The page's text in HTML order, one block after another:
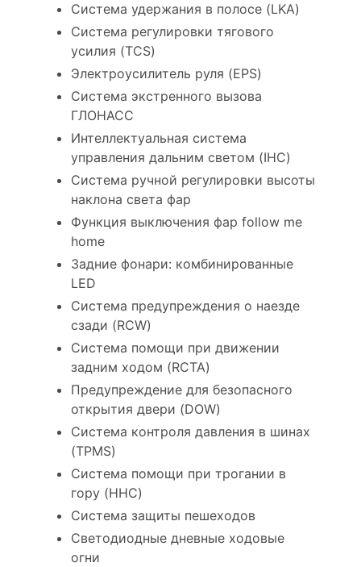
Система удержания в полосе (LKA)
Система регулировки тягового
усилия (TCS)
Электроусилитель руля (EPS)
Система экстренного вызова
ГЛОНАСС
Интеллектуальная система
управления дальним светом (IHC)
Система ручной регулировки высоты
наклона света фар
Функция выключения фар follow me
home
Задние фонари: комбинированные
LED
Система предупреждения о наезде
сзади (RCW)
Система помощи при движении
задним ходом (RCTA)
Предупреждение для безопасного
открытия двери (DOW)
Система контроля давления в шинах
(TPMS)
Система помощи при трогании в
гору (HHC)
Система защиты пешеходов
Светодиодные дневные ходовые
огни